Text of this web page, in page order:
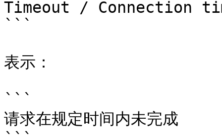
Timeout / Connection
```
表示：
```
请求在规定时间内未完成